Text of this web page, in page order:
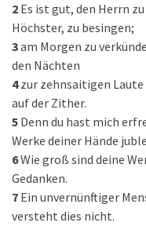
2 Es ist gut, den Herrn
Höchster, zu besingen;
3am Morgen zu
den Nächten
4 zur zehnsaitigen
auf der Zither.
5 Denn du hast mich
Werke deiner Hände
6Wie groß sind deine
Gedanken.
7 Ein unvernünftiger
versteht dies nicht.